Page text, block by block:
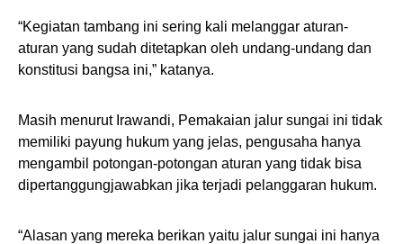
“Kegiatan tambang ini sering kali melanggar aturan-
aturan yang sudah ditetapkan oleh undang-undang dan
konstitusi bangsa ini,” katanya.
Masih menurut Irawandi, Pemakaian jalur sungai ini tidak
memiliki payung hukum yang jelas, pengusaha hanya
mengambil potongan-potongan aturan yang tidak bisa
dipertanggungjawabkan jika terjadi pelanggaran hukum.
“Alasan yang mereka berikan yaitu jalur sungai ini hanya